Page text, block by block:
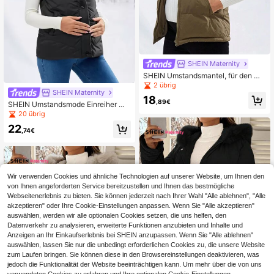
SHEIN Maternity
SHEIN Umstandsmode Einreiher We
ste Mantel, für den Winter
20 übrig
22 ,74€
SHEIN Maternity
SHEIN Umstandsmantel, für den Wi
nter2 übrig
18 ,89€
Wir verwenden Cookies und ähnliche Technologien auf unserer Website, um Ihnen den
von Ihnen angeforderten Service bereitzustellen und Ihnen das bestmögliche
Webseitenerlebnis zu bieten. Sie können jederzeit nach Ihrer Wahl "Alle ablehnen", "Alle
akzeptieren" oder Ihre Cookie-Einstellungen anpassen. Wenn Sie "Alle akzeptieren"
auswählen, werden wir alle optionalen Cookies setzen, die uns helfen, den
Datenverkehr zu analysieren, erweiterte Funktionen anzubieten und Inhalte und
Anzeigen an Ihr Einkaufserlebnis bei SHEIN anzupassen. Wenn Sie "Alle ablehnen"
auswählen, lassen Sie nur die unbedingt erforderlichen Cookies zu, die unsere Website
zum Laufen bringen. Sie können diese in den Browsereinstellungen deaktivieren, was
jedoch die Funktionalität der Website beeinträchtigen kann. Um mehr über die von uns